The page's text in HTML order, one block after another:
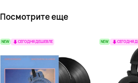
Посмотрите еще
NEW СЕГОДНЯ ДЕШЕВЛЕ NEW СЕГОДНЯ